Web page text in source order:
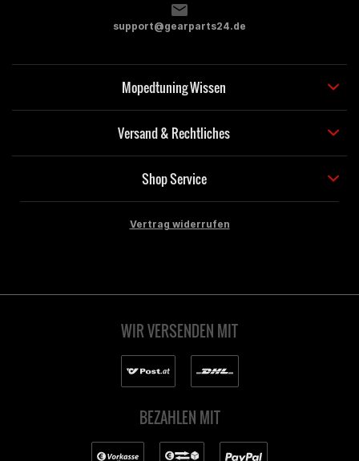
support@gearparts24.de
Mopedtuning Wissen
Versand & Rechtliches
Shop Service
Vertrag widerrufen
WIR VERSENDEN MIT
BEZAHLEN MIT